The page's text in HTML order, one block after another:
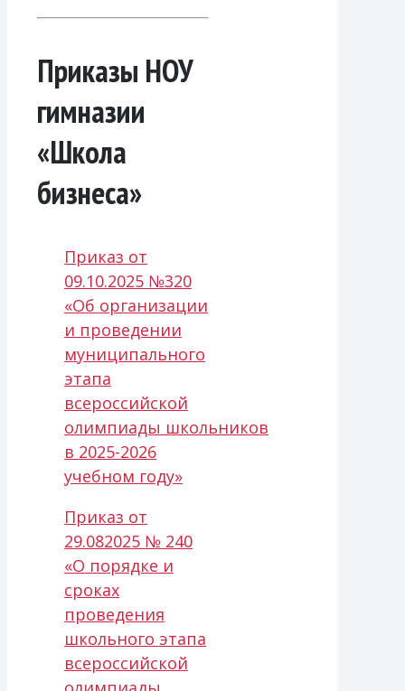
Приказы НОУ
гимназии
«Школа
бизнеса»
Приказ от
09.10.2025 №320
«Об организации
и проведении
муниципального
этапа
всероссийской
олимпиады школьников
в 2025-2026
учебном году»
Приказ от
29.082025 № 240
«О порядке и
сроках
проведения
школьного этапа
всероссийской